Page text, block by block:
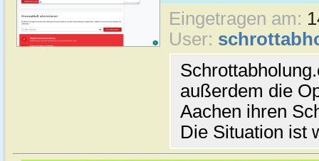
Eingetragen am:
User:
außerdem die
Aachen ihren
Die Situation ist